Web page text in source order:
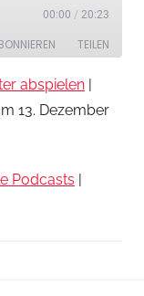
00:00 / 20:23
TEILEN
Podcasts
abspielen |
13. Dezember
Podcasts |